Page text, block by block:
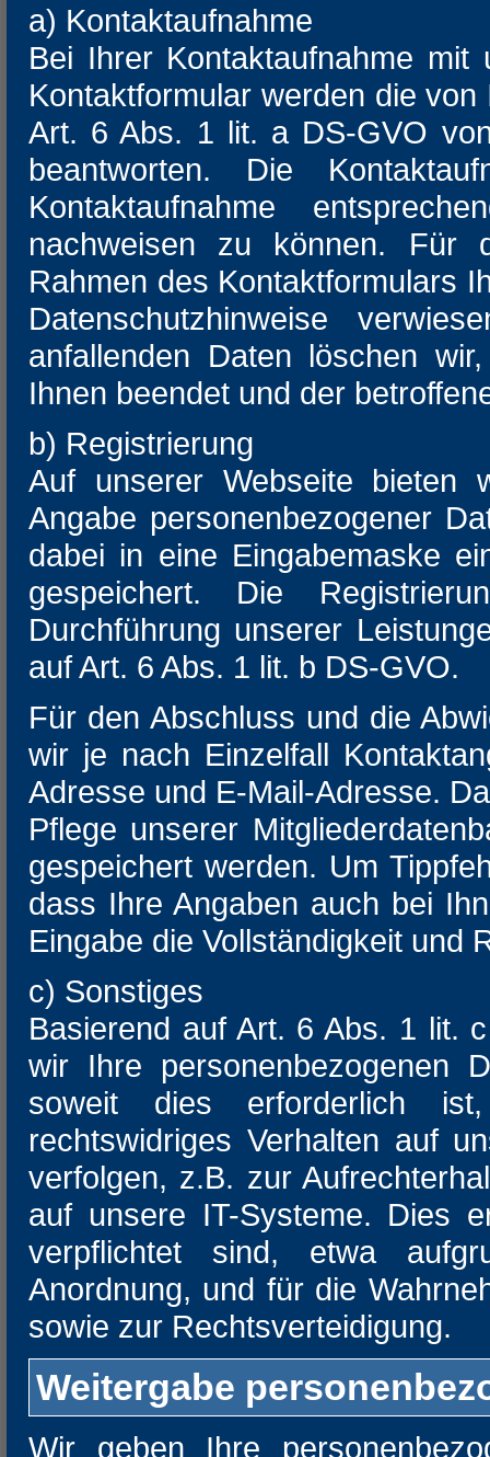
a) Kontaktaufnahme
Bei Ihrer Kontaktaufnahme
Kontaktformular werden die
Art. 6 Abs. 1 lit. a DS-GVO
beantworten. Die
Kontaktaufnahme
nachweisen zu können. Für
Rahmen des Kontaktformulars
Datenschutzhinweise
anfallenden Daten löschen
Ihnen beendet und der
b) Registrierung
Auf unserer Webseite bieten
Angabe personenbezogener
dabei in eine Eingabemaske
gespeichert. Die
Durchführung unserer
auf Art. 6 Abs. 1 lit. b DS-GVO.
Für den Abschluss und die
wir je nach Einzelfall
Adresse und E-Mail-Adresse.
Pflege unserer
gespeichert werden. Um
dass Ihre Angaben auch bei
Eingabe die Vollständigkeit und
c) Sonstiges
Basierend auf Art. 6 Abs. 1 lit.
wir Ihre personenbezogenen
soweit dies erforderlich
rechtswidriges Verhalten auf
verfolgen, z.B. zur
auf unsere IT-Systeme. Dies
verpflichtet sind, etwa
Anordnung, und für die
sowie zur Rechtsverteidigung.
Weitergabe
Wir geben Ihre